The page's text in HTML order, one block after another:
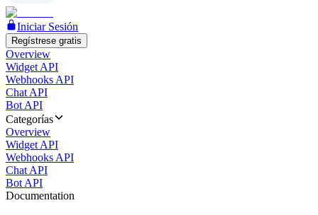
Iniciar Sesión
Regístrese gratis
Overview
Widget API
Webhooks API
Chat API
Bot API
Categorías
Overview
Widget API
Webhooks API
Chat API
Bot API
Documentation